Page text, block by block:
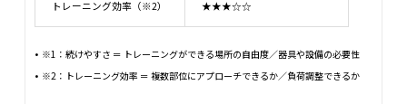
トレーニング効率（※2） ★★★☆☆
※1：続けやすさ ＝ トレーニングができる場所の自由度／器具や設備の必要性
※2：トレーニング効率 ＝ 複数部位にアプローチできるか／負荷調整できるか